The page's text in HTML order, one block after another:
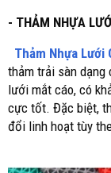
- THẢM NHỰA
Thảm Nhựa Lưới
thảm trải sàn dạng
lưới mắt cáo, có
cực tốt. Đặc biệt,
đổi linh hoạt tùy